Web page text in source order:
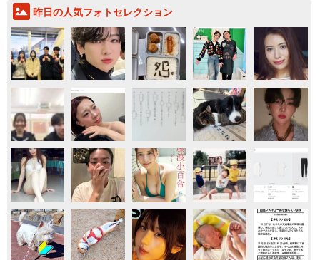
昨日の人気フォトセレクション